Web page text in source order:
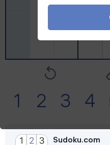
Tägliche
Turnier
1 2 3 4
Sudoku.com